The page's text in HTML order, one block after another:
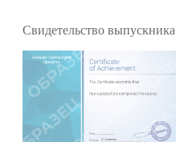
Свидетельство выпускника